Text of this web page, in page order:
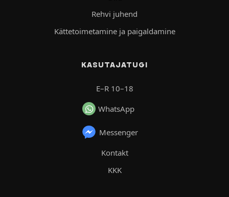
Rehvi juhend
Kättetoimetamine ja paigaldamine
KASUTAJATUGI
E–R 10–18
WhatsApp
Messenger
Kontakt
KKK